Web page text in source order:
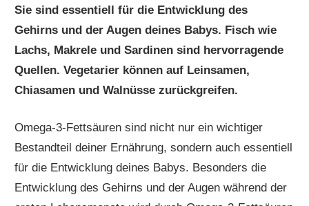
Sie sind essentiell für die Entwicklung des
Gehirns und der Augen deines Babys. Fisch wie
Lachs, Makrele und Sardinen sind hervorragende
Quellen. Vegetarier können auf Leinsamen,
Chiasamen und Walnüsse zurückgreifen.
Omega-3-Fettsäuren sind nicht nur ein wichtiger
Bestandteil deiner Ernährung, sondern auch essentiell
für die Entwicklung deines Babys. Besonders die
Entwicklung des Gehirns und der Augen während der